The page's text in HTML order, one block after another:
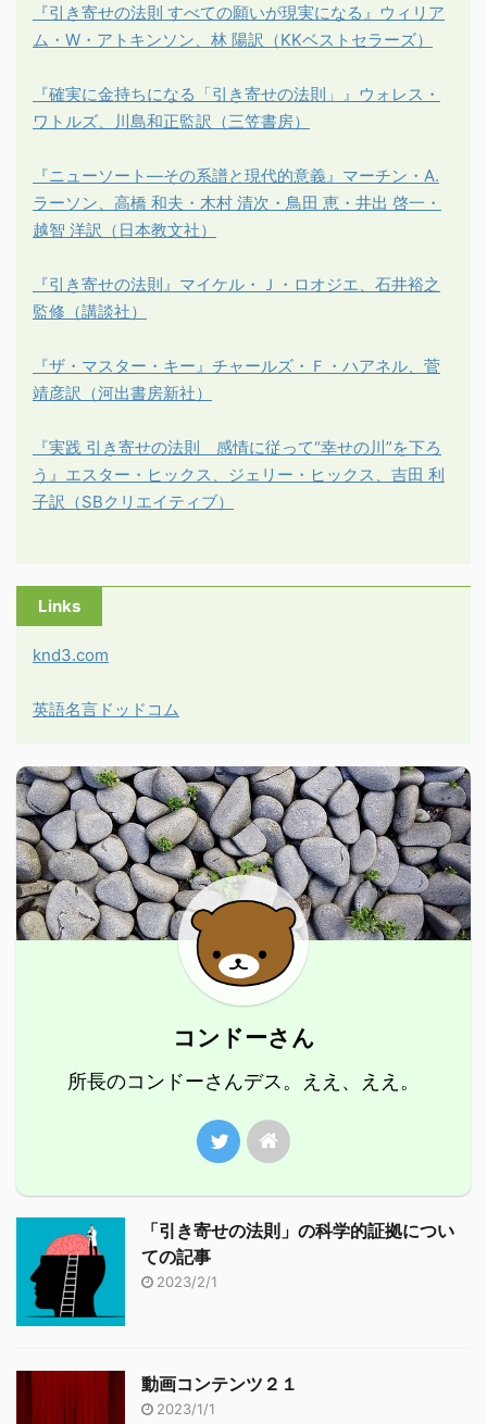
『引き寄せの法則 すべての願いが現実になる』ウィリア
ム・W・アトキンソン、林 陽訳（KKベストセラーズ）
『確実に金持ちになる「引き寄せの法則」』ウォレス・
ワトルズ、川島和正監訳（三笠書房）
『ニューソート―その系譜と現代的意義』マーチン・A.
ラーソン、高橋 和夫・木村 清次・鳥田 恵・井出 啓一・
越智 洋訳（日本教文社）
『引き寄せの法則』マイケル・Ｊ・ロオジエ、石井裕之
監修（講談社）
『ザ・マスター・キー』チャールズ・Ｆ・ハアネル、菅
靖彦訳（河出書房新社）
『実践 引き寄せの法則 感情に従って“幸せの川”を下ろ
う』エスター・ヒックス、ジェリー・ヒックス、吉田 利
子訳（SBクリエイティブ）
Links
knd3.com
英語名言ドッドコム
コンドーさん
所長のコンドーさんデス。ええ、ええ。
「引き寄せの法則」の科学的証拠につい
ての記事
2023/2/1
動画コンテンツ２１
2023/1/1